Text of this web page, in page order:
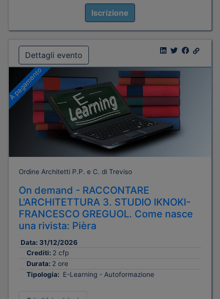
Iscrizione
Dettagli evento
A pagamento
Ordine Architetti P.P. e C. di Treviso
On demand - RACCONTARE
L'ARCHITETTURA 3. STUDIO IKNOKI-
FRANCESCO GREGUOL. Come nasce
una rivista: Pièra
Data: 31/12/2026
Crediti: 2 cfp
Durata: 2 ore
Tipologia: E-Learning - Autoformazione